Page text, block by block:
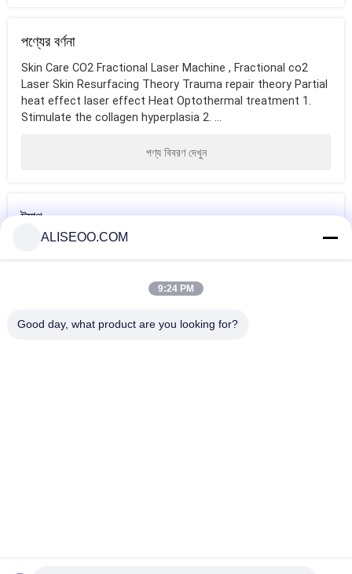
পণ্যের বর্ণনা
Skin Care CO2 Fractional Laser Machine , Fractional co2
Laser Skin Resurfacing Theory Trauma repair theory Partial
heat effect laser effect Heat Optothermal treatment 1.
Stimulate the collagen hyperplasia 2. ...
পণ্য বিবরণ দেখুন
ট্যাগ
কার্বন ডাই অক্সাইড লেজার
পেশাদার লেজার হেয়ার
রিমুভাল মেশিন
co2 লেজার তরঙ্গদৈর্ঘ্য
ALISEOO.COM
9:24 PM
Good day, what product are you looking for?